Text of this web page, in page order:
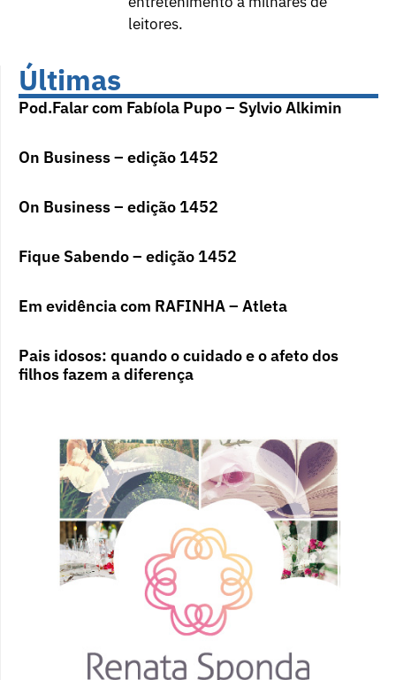
leitores.
Últimas
Pod.Falar com Fabíola Pupo – Sylvio Alkimin
On Business – edição 1452
On Business – edição 1452
Fique Sabendo – edição 1452
Em evidência com RAFINHA – Atleta
Pais idosos: quando o cuidado e o afeto dos
filhos fazem a diferença